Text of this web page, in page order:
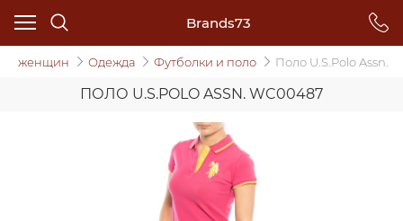
Brands73
женщин Одежда Футболки и поло Поло U.S.Polo Assn.
ПОЛО U.S.POLO ASSN. WC00487